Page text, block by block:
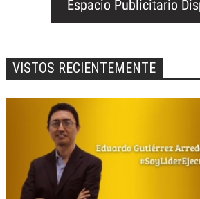
VISTOS RECIENTEMENTE